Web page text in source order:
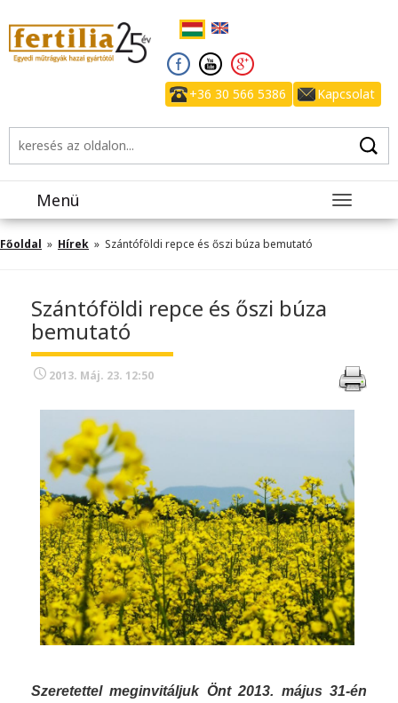
+36 30 566 5386 Kapcsolat
Toggle
Menü
Főoldal » Hírek » Szántóföldi repce és őszi búza bemutató
Szántóföldi repce és őszi búza
bemutató
2013. Máj. 23. 12:50
Szeretettel meginvitáljuk Önt 2013. május 31-én